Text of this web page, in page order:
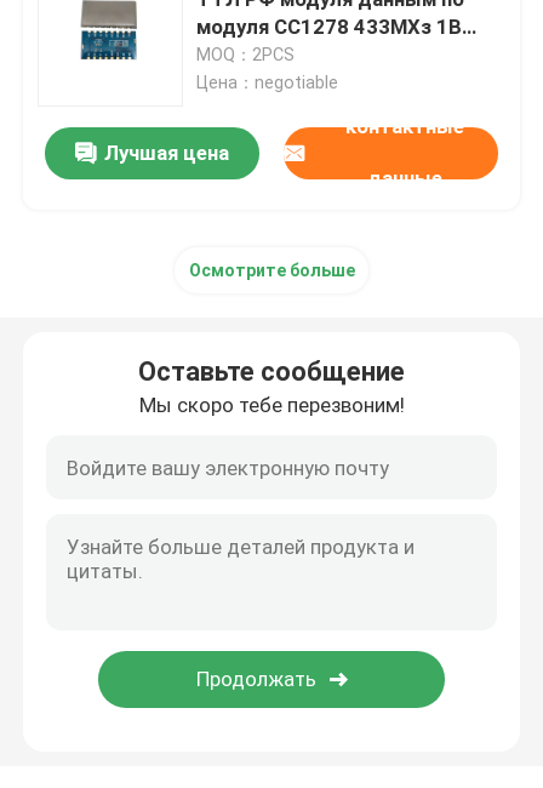
Company News
Беспроводной отсек управления
Модуль радиотелеграфа и о
ворот радиотелеграфа 4Г
модуля СС1278 433МХз 1В
беспроводной Лора
долгосрочный
MOQ：2PCS
Цена：negotiable
Лучшая цена
контактные
данные
Осмотрите больше
Оставьте сообщение
Мы скоро тебе перезвоним!